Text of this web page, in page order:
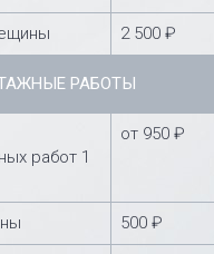
2 500 ₽
РАБОТЫ
работ 1
от 950 ₽
500 ₽